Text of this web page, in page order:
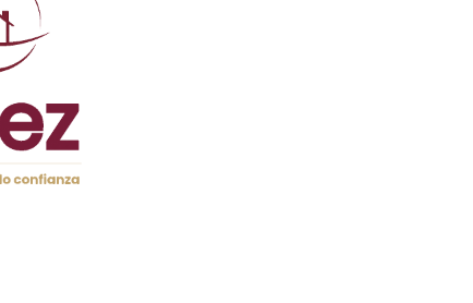
desde la mediación hasta la venta